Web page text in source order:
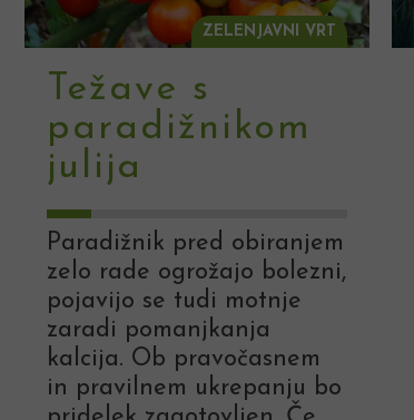
ZELENJAVNI VRT
Težave s
paradižnikom
julija
Paradižnik pred obiranjem
zelo rade ogrožajo bolezni,
pojavijo se tudi motnje
zaradi pomanjkanja
kalcija. Ob pravočasnem
in pravilnem ukrepanju bo